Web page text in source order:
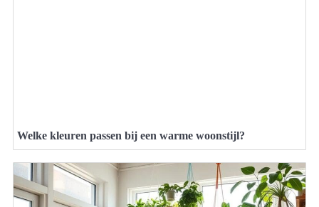
Welke kleuren passen bij een warme woonstijl?